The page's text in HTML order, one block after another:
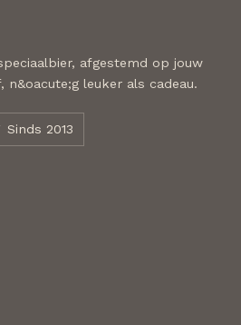
afgestemd op jouw
n&oacute;g leuker als cadeau.
Sinds 2013